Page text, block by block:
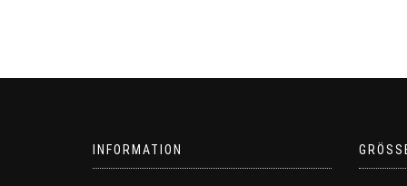
INFORMATION